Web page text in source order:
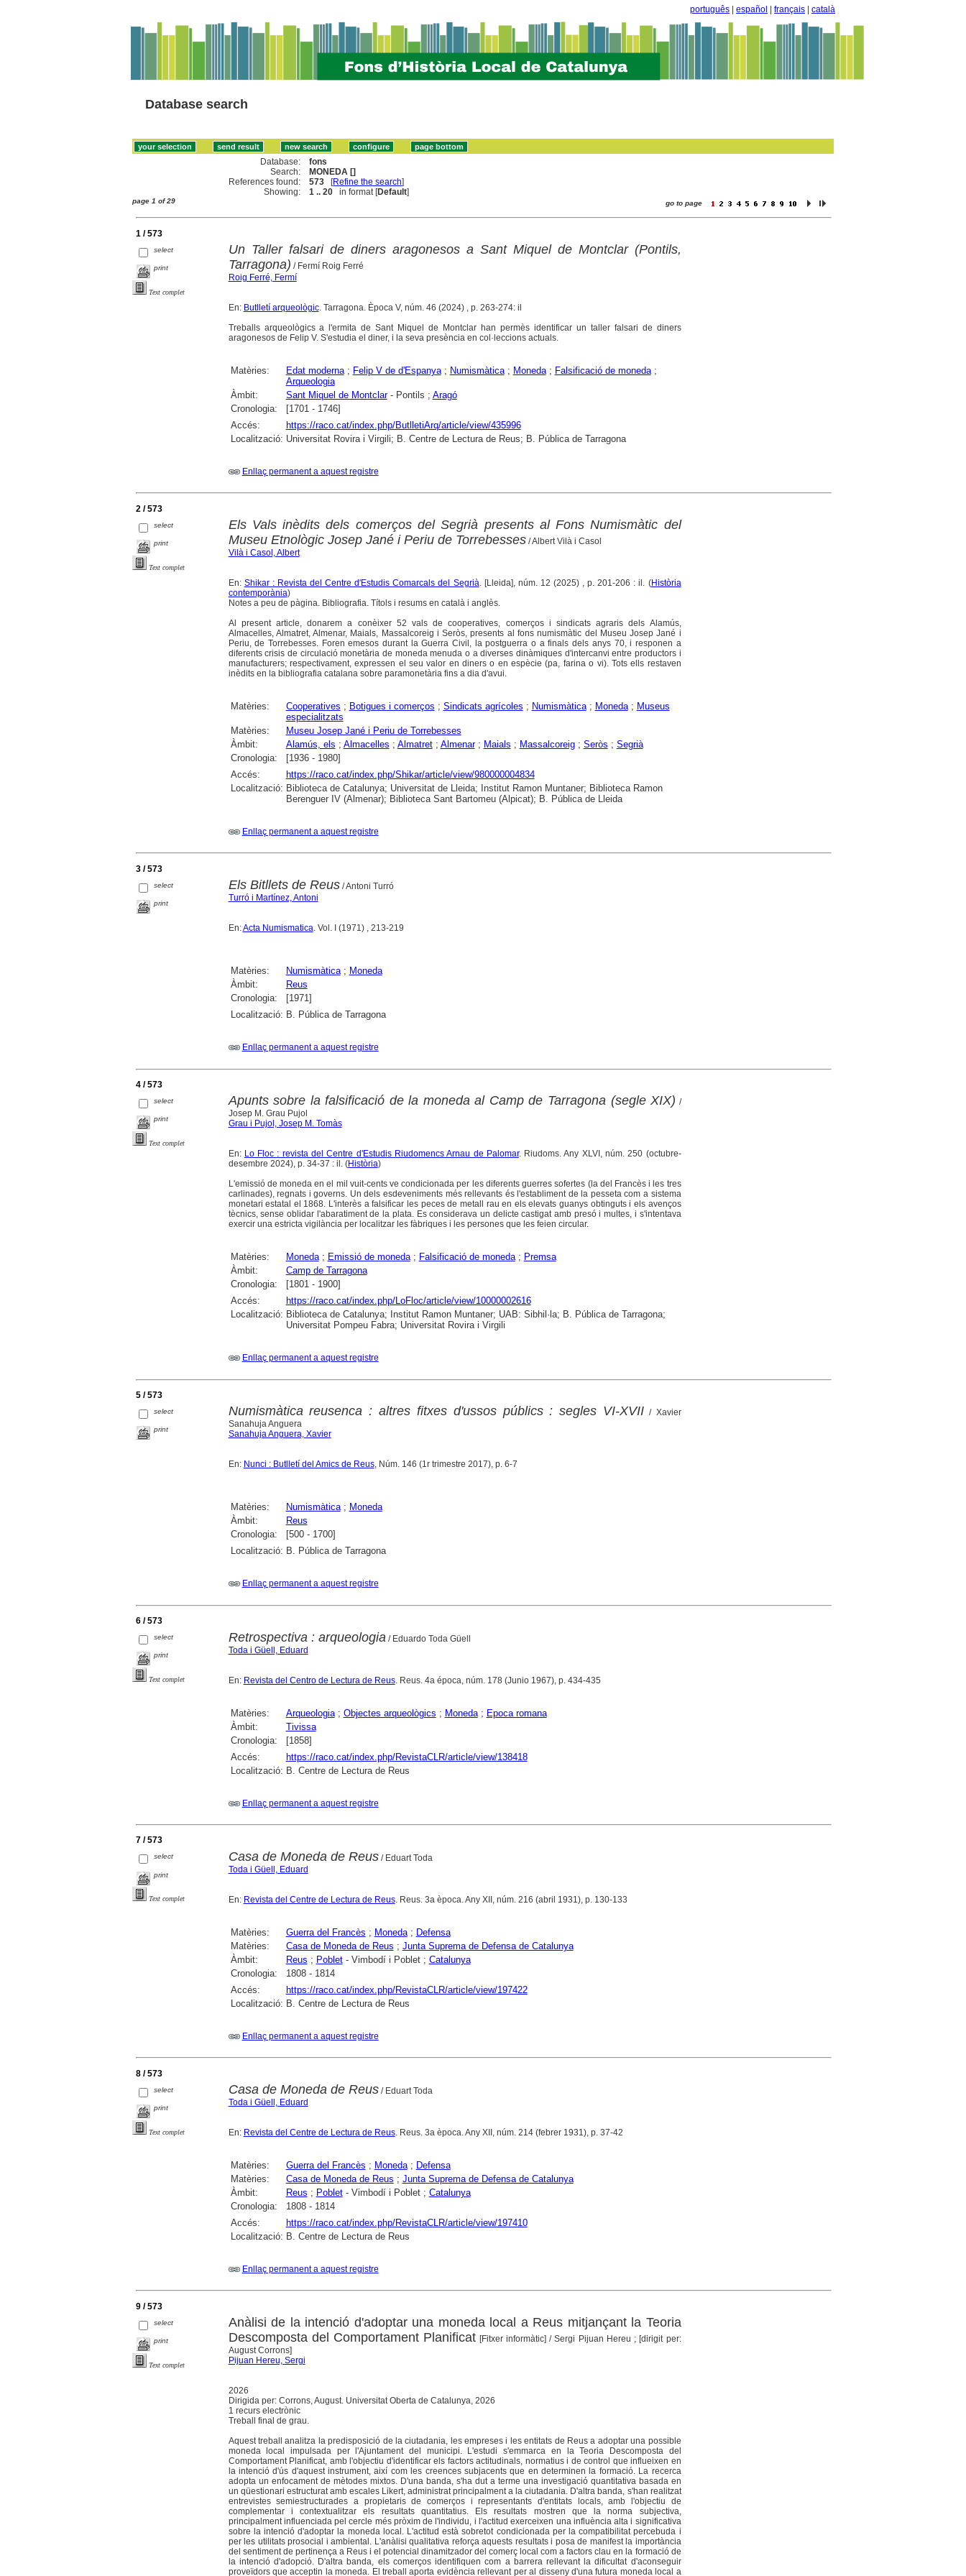
português español français català
Database search
Database:
fons
Search:
MONEDA []
References found:
573 [Refine the search]
Showing:
1 .. 20 in format [Default]
page 1 of 29 go to page
1 / 573
select
print
Text complet
Un Taller falsari de diners aragonesos a Sant Miquel de Montclar (Pontils,
Tarragona) / Fermí Roig Ferré
Roig Ferré, Fermí
En: Butlletí arqueològic. Tarragona. Època V, núm. 46 (2024) , p. 263-274: il
Treballs arqueològics a l'ermita de Sant Miquel de Montclar han permès identificar un taller falsari de diners
aragonesos de Felip V. S'estudia el diner, i la seva presència en col·leccions actuals.
Matèries: Edat moderna; Felip V de d'Espanya; Numismàtica; Moneda; Falsificació de moneda;
Arqueologia
Àmbit:
Sant Miquel de Montclar- Pontils ; Aragó
Cronologia:
[1701 - 1746]
Accés:
https://raco.cat/index.php/ButlletiArq/article/view/435996
Localització: Universitat Rovira i Virgili; B. Centre de Lectura de Reus; B. Pública de Tarragona
Enllaç permanent a aquest registre
2 / 573
select
print
Text complet
Els Vals inèdits dels comerços del Segrià presents al Fons Numismàtic del
Museu Etnològic Josep Jané i Periu de Torrebesses/ Albert Vilà i Casol
Vilà i Casol, Albert
En: Shikar : Revista del Centre d'Estudis Comarcals del Segrià. [Lleida], núm. 12 (2025) , p. 201-206 : il. (Història
contemporània)
Notes a peu de pàgina. Bibliografia. Títols i resums en català i anglès.
Al present article, donarem a conèixer 52 vals de cooperatives, comerços i sindicats agraris dels Alamús,
Almacelles, Almatret, Almenar, Maials, Massalcoreig i Seròs, presents al fons numismàtic del Museu Josep Jané i
Periu, de Torrebesses. Foren emesos durant la Guerra Civil, la postguerra o a finals dels anys 70, i responen a
diferents crisis de circulació monetària de moneda menuda o a diverses dinàmiques d'intercanvi entre productors i
manufacturers; respectivament, expressen el seu valor en diners o en espècie (pa, farina o vi). Tots ells restaven
inèdits en la bibliografia catalana sobre paramonetària fins a dia d'avui.
Matèries: Cooperatives ; Botigues i comerços ; Sindicats agrícoles ; Numismàtica; Moneda; Museus
especialitzats
Matèries:
Museu Josep Jané i Periu de Torrebesses
Àmbit:
Alamús, els ; Almacelles ; Almatret; Almenar; Maials ; Massalcoreig; Seròs ; Segrià
Cronologia:
[1936 - 1980]
Accés:
https://raco.cat/index.php/Shikar/article/view/980000004834
Localització: Biblioteca de Catalunya; Universitat de Lleida; Institut Ramon Muntaner; Biblioteca Ramon
Berenguer IV (Almenar); Biblioteca Sant Bartomeu (Alpicat); B. Pública de Lleida
Enllaç permanent a aquest registre
3 / 573
select
print
Els Bitllets de Reus/ Antoni Turró
Turró i Martínez, Antoni
En:Acta Numismatica. Vol. I (1971) , 213-219
Matèries: Numismàtica; Moneda
Àmbit:
Reus
Cronologia:
[1971]
Localització: B. Pública de Tarragona
Enllaç permanent a aquest registre
4 / 573
select
print
Text complet
Apunts sobre la falsificació de la moneda al Camp de Tarragona (segle XIX) /
Josep M. Grau Pujol
Grau i Pujol, Josep M. Tomàs
En: Lo Floc : revista del Centre d'Estudis Riudomencs Arnau de Palomar. Riudoms. Any XLVI, núm. 250 (octubre-
desembre 2024), p. 34-37 : il. (Història)
L'emissió de moneda en el mil vuit-cents ve condicionada per les diferents guerres sofertes (la del Francès i les tres
carlinades), regnats i governs. Un dels esdeveniments més rellevants és l'establiment de la pesseta com a sistema
monetari estatal el 1868. L'interès a falsificar les peces de metall rau en els elevats guanys obtinguts i els avenços
tècnics, sense oblidar l'abaratiment de la plata. Es considerava un delicte castigat amb presó i multes, i s'intentava
exercir una estricta vigilància per localitzar les fàbriques i les persones que les feien circular.
Matèries: Moneda; Emissió de moneda; Falsificació de moneda; Premsa
Àmbit:
Camp de Tarragona
Cronologia:
[1801 - 1900]
Accés:
https://raco.cat/index.php/LoFloc/article/view/10000002616
Localització: Biblioteca de Catalunya; Institut Ramon Muntaner; UAB: Sibhil·la; B. Pública de Tarragona;
Universitat Pompeu Fabra; Universitat Rovira i Virgili
Enllaç permanent a aquest registre
5 / 573
select
print
Numismàtica reusenca : altres fitxes d'ussos públics : segles VI-XVII / Xavier
Sanahuja Anguera
Sanahuja Anguera, Xavier
En: Nunci : Butlletí del Amics de Reus, Núm. 146 (1r trimestre 2017), p. 6-7
Matèries: Numismàtica; Moneda
Àmbit:
Reus
Cronologia:
[500 - 1700]
Localització: B. Pública de Tarragona
Enllaç permanent a aquest registre
6 / 573
select
print
Text complet
Retrospectiva : arqueologia / Eduardo Toda Güell
Toda i Güell, Eduard
En: Revista del Centro de Lectura de Reus. Reus. 4a época, núm. 178 (Junio 1967), p. 434-435
Matèries: Arqueologia; Objectes arqueològics ; Moneda; Epoca romana
Àmbit:
Tivissa
Cronologia:
[1858]
Accés:
https://raco.cat/index.php/RevistaCLR/article/view/138418
Localització: B. Centre de Lectura de Reus
Enllaç permanent a aquest registre
7 / 573
select
print
Text complet
Casa de Moneda de Reus/ Eduart Toda
Toda i Güell, Eduard
En: Revista del Centre de Lectura de Reus. Reus. 3a època. Any XII, núm. 216 (abril 1931), p. 130-133
Matèries: Guerra del Francès ; Moneda; Defensa
Matèries:
Casa de Moneda de Reus ; Junta Suprema de Defensa de Catalunya
Àmbit:
Reus ; Poblet- Vimbodí i Poblet ; Catalunya
Cronologia:
1808 - 1814
Accés:
https://raco.cat/index.php/RevistaCLR/article/view/197422
Localització: B. Centre de Lectura de Reus
Enllaç permanent a aquest registre
8 / 573
select
print
Text complet
Casa de Moneda de Reus/ Eduart Toda
Toda i Güell, Eduard
En: Revista del Centre de Lectura de Reus. Reus. 3a època. Any XII, núm. 214 (febrer 1931), p. 37-42
Matèries: Guerra del Francès ; Moneda; Defensa
Matèries:
Casa de Moneda de Reus ; Junta Suprema de Defensa de Catalunya
Àmbit:
Reus ; Poblet- Vimbodí i Poblet ; Catalunya
Cronologia:
1808 - 1814
Accés:
https://raco.cat/index.php/RevistaCLR/article/view/197410
Localització: B. Centre de Lectura de Reus
Enllaç permanent a aquest registre
9 / 573
select
print
Text complet
Anàlisi de la intenció d'adoptar una moneda local a Reus mitjançant la Teoria
Descomposta del Comportament Planificat [Fitxer informàtic]/ Sergi Pijuan Hereu ; [dirigit per:
August Corrons]
Pijuan Hereu, Sergi
2026
Dirigida per: Corrons, August. Universitat Oberta de Catalunya, 2026
1 recurs electrònic
Treball final de grau.
Aquest treball analitza la predisposició de la ciutadania, les empreses i les entitats de Reus a adoptar una possible
moneda local impulsada per l'Ajuntament del municipi. L'estudi s'emmarca en la Teoria Descomposta del
Comportament Planificat, amb l'objectiu d'identificar els factors actitudinals, normatius i de control que influeixen en
la intenció d'ús d'aquest instrument, així com les creences subjacents que en determinen la formació. La recerca
adopta un enfocament de mètodes mixtos. D'una banda, s'ha dut a terme una investigació quantitativa basada en
un qüestionari estructurat amb escales Likert, administrat principalment a la ciutadania. D'altra banda, s'han realitzat
entrevistes semiestructurades a propietaris de comerços i representants d'entitats locals, amb l'objectiu de
complementar i contextualitzar els resultats quantitatius. Els resultats mostren que la norma subjectiva,
principalment influenciada pel cercle més pròxim de l'individu, i l'actitud exerceixen una influència alta i significativa
sobre la intenció d'adoptar la moneda local. L'actitud està sobretot condicionada per la compatibilitat percebuda i
per les utilitats prosocial i ambiental. L'anàlisi qualitativa reforça aquests resultats i posa de manifest la importància
del sentiment de pertinença a Reus i el potencial dinamitzador del comerç local com a factors clau en la formació de
la intenció d'adopció. D'altra banda, els comerços identifiquen com a barrera rellevant la dificultat d'aconseguir
proveïdors que acceptin la moneda. El treball aporta evidència rellevant per al disseny d'una futura moneda local a